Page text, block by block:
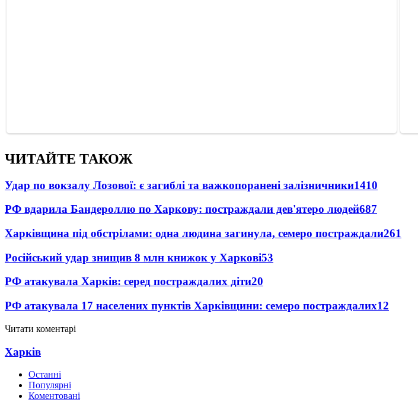
ЧИТАЙТЕ ТАКОЖ
Удар по вокзалу Лозової: є загиблі та важкопоранені залізничники1410
РФ вдарила Бандероллю по Харкову: постраждали дев'ятеро людей687
Харківщина під обстрілами: одна людина загинула, семеро постраждали261
Російський удар знищив 8 млн книжок у Харкові53
РФ атакувала Харків: серед постраждалих діти20
РФ атакувала 17 населених пунктів Харківщини: семеро постраждалих12
Читати коментарі
Харків
Останні
Популярні
Коментовані